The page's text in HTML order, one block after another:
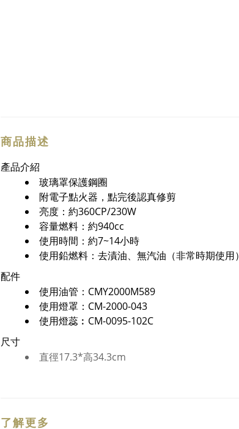
商品描述
產品介紹
玻璃罩保護鋼圈
附電子點火器，點完後認真修剪
亮度：約360CP/230W
容量燃料：約940cc
使用時間：約7~14小時
使用鉛燃料：去漬油、無汽油（非常時期使用）
配件
使用油管：CMY2000M589
使用燈罩：CM-2000-043
使用燈蕊︰CM-0095-102C
尺寸
直徑17.3*高34.3cm
了解更多